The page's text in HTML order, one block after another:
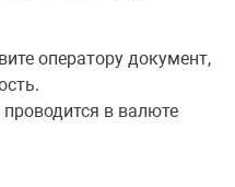
оператору документ,
в валюте